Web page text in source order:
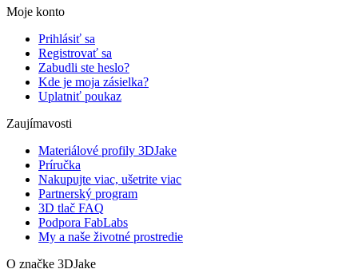
Moje konto
Prihlásiť sa
Registrovať sa
Zabudli ste heslo?
Kde je moja zásielka?
Uplatniť poukaz
Zaujímavosti
Materiálové profily 3DJake
Príručka
Nakupujte viac, ušetrite viac
Partnerský program
3D tlač FAQ
Podpora FabLabs
My a naše životné prostredie
O značke 3DJake